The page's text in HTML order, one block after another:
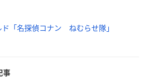
「名探偵コナン ねむらせ隊」
事